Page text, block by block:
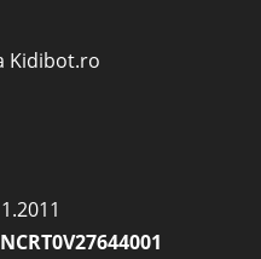
Kidibot.ro